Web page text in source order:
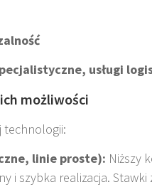
usługi
możliwości
technologii:
linie proste): Niższy
i szybka realizacja. Stawki